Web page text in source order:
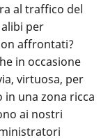
al traffico del
per
affrontati?
in occasione
virtuosa, per
una zona ricca
ai nostri